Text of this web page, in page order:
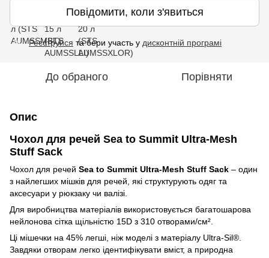
Повідомити, коли з'явиться
% Реєструйся та бери участь у дисконтній програмі
До обраного Порівняти
Опис
Чохол для речей Sea to Summit Ultra-Mesh
Stuff Sack
Чохол для речей Sea to Summit Ultra-Mesh Stuff Sack – один
з найлегших мішків для речей, які структурують одяг та
аксесуари у рюкзаку чи валізі.
Для виробництва матеріалів використовується багатошарова
нейлонова сітка щільністю 15D з 310 отворами/см².
Ці мішечки на 45% легші, ніж моделі з матеріалу Ultra-Sil®.
Завдяки отворам легко ідентифікувати вміст, а природна